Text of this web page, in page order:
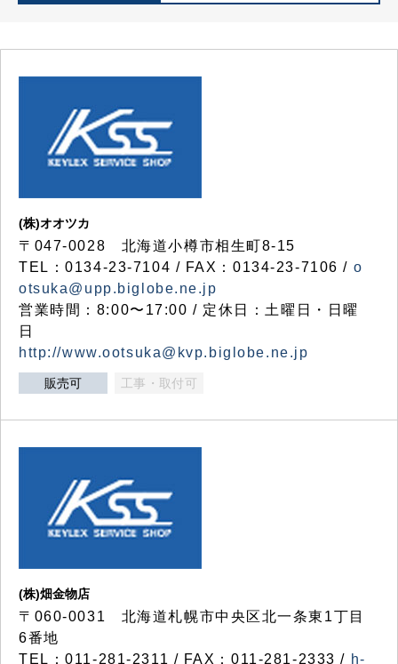
(株)オオツカ
〒047-0028 北海道小樽市相生町8-15
TEL：0134-23-7104 / FAX：0134-23-7106 / o
otsuka@upp.biglobe.ne.jp
営業時間：8:00〜17:00 / 定休日：土曜日・日曜
日
http://www.ootsuka@kvp.biglobe.ne.jp
販売可 工事・取付可
(株)畑金物店
〒060-0031 北海道札幌市中央区北一条東1丁目
6番地
TEL：011-281-2311 / FAX：011-281-2333 / h-